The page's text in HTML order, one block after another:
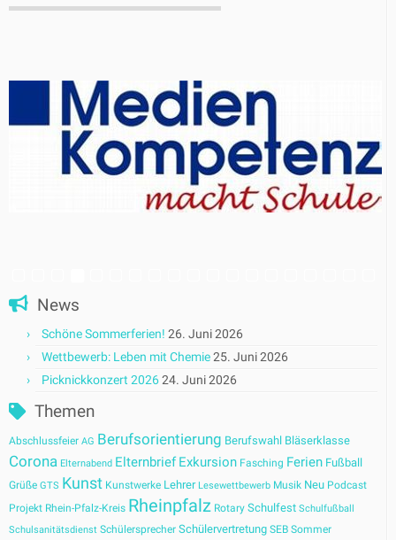
News
Schöne Sommerferien! 26. Juni 2026
Wettbewerb: Leben mit Chemie25. Juni 2026
Picknickkonzert 202624. Juni 2026
Themen
Abschlussfeier AG Berufsorientierung Berufswahl Bläserklasse
Corona Elternabend Elternbrief Exkursion Fasching Ferien Fußball
Grüße GTS Kunst Kunstwerke Lehrer Lesewettbewerb Musik Neu Podcast
Projekt Rhein-Pfalz-Kreis Rheinpfalz Rotary Schulfest Schulfußball
Schulsanitätsdienst Schülersprecher Schülervertretung SEB Sommer